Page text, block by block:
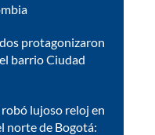
protagonizaron
barrio Ciudad
lujoso reloj en
norte de Bogotá: